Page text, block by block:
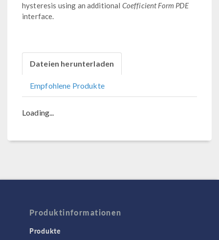
hysteresis using an additional Coefficient Form PDE
interface.
Dateien herunterladen
Empfohlene Produkte
Loading...
Produktinformationen
Produkte